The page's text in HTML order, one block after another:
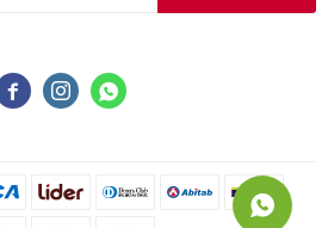
  